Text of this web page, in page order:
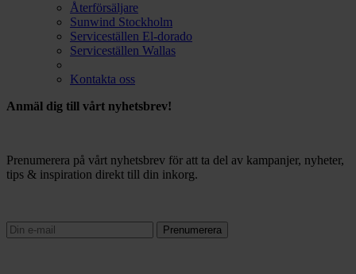
Återförsäljare
Sunwind Stockholm
Serviceställen El-dorado
Serviceställen Wallas
Kontakta oss
Anmäl dig till vårt nyhetsbrev!
Prenumerera på vårt nyhetsbrev för att ta del av kampanjer, nyheter,
tips & inspiration direkt till din inkorg.
Prenumerera